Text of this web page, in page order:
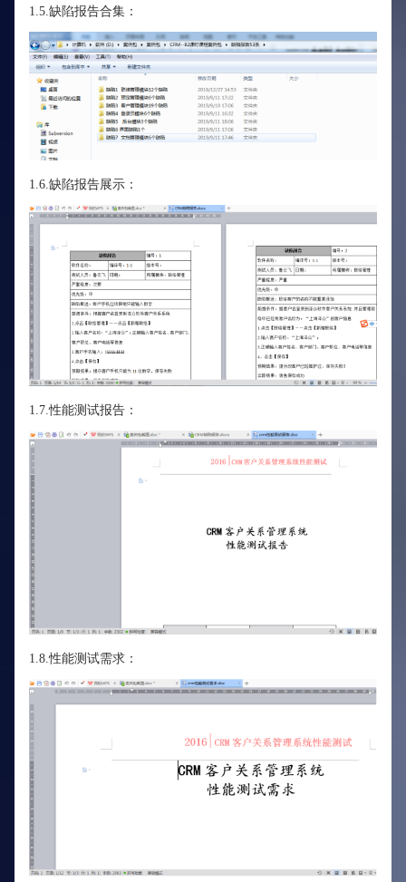
1.5.缺陷报告合集：
1.6.缺陷报告展示：
1.7.性能测试报告：
1.8.性能测试需求：